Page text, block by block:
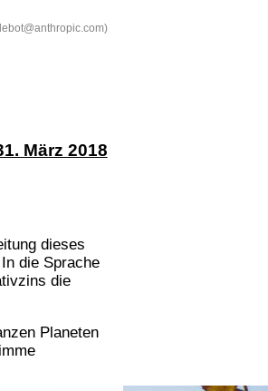
März 2018
dieses
die Sprache
die
Planeten